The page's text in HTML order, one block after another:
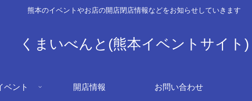
熊本のイベントやお店の開店閉店情報などをお知らせしていきます
くまいべんと(熊本イベントサイト)
ベント 開店情報 お問い合わせ